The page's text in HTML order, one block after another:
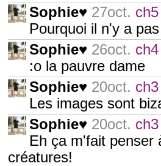
Sophie♥ 27oct.
Pourquoi il n'y a
Sophie♥ 26oct.
:o la pauvre dame
Sophie♥ 20oct.
Les images sont
Sophie♥ 20oct.
Eh ça m'fait penser
créatures!